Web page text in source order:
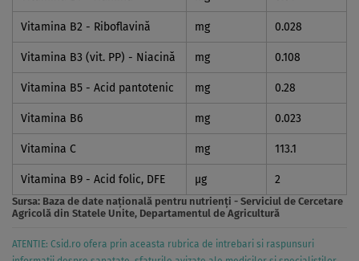
Vitamina B2 - Riboflavină mg 0.028
Vitamina B3 (vit. PP) - Niacină mg 0.108
Vitamina B5 - Acid pantotenic mg 0.28
Vitamina B6 mg 0.023
Vitamina C mg 113.1
Vitamina B9 - Acid folic, DFE µg 2
Sursa: Baza de date naţională pentru nutrienţi - Serviciul de Cercetare
Agricolă din Statele Unite, Departamentul de Agricultură
ATENTIE: Csid.ro ofera prin aceasta rubrica de intrebari si raspunsuri